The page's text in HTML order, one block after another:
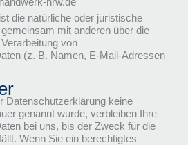
die natürliche oder juristische
mit anderen über die
von
(z. B. Namen, E-Mail-Adressen
Datenschutzerklärung keine
genannt wurde, verbleiben Ihre
bei uns, bis der Zweck für die
Wenn Sie ein berechtigtes